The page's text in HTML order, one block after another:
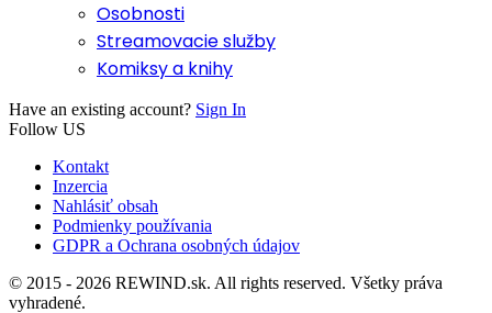
Osobnosti
Streamovacie služby
Komiksy a knihy
Have an existing account? Sign In
Follow US
Kontakt
Inzercia
Nahlásiť obsah
Podmienky používania
GDPR a Ochrana osobných údajov
© 2015 - 2026 REWIND.sk. All rights reserved. Všetky práva
vyhradené.